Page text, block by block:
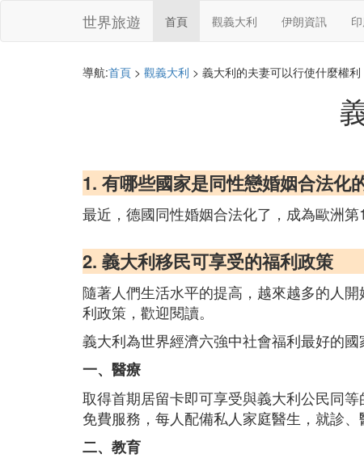
世界旅遊 首頁 觀義大利 伊朗資訊
導航:首頁 > 觀義大利 > 義大利的夫妻可以行使什麼權利
1. 有哪些國家是同性戀婚姻合法化
最近，德國同性婚姻合法化了，成為歐洲
2. 義大利移民可享受的福利政策
隨著人們生活水平的提高，越來越多的人
利政策，歡迎閱讀。
義大利為世界經濟六強中社會福利最好的
一、醫療
取得首期居留卡即可享受與義大利公民同
免費服務，每人配備私人家庭醫生，就診
二、教育